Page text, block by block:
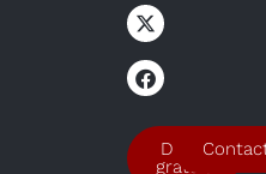
Devis
gratuit